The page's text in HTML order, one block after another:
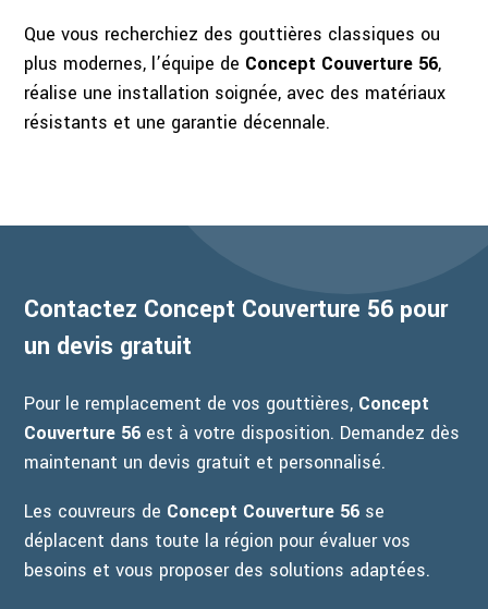
Que vous recherchiez des gouttières classiques ou
plus modernes, l’équipe de Concept Couverture 56,
réalise une installation soignée, avec des matériaux
résistants et une garantie décennale.
Contactez Concept Couverture 56 pour
un devis gratuit
Pour le remplacement de vos gouttières, Concept
Couverture 56 est à votre disposition. Demandez dès
maintenant un devis gratuit et personnalisé.
Les couvreurs de Concept Couverture 56 se
déplacent dans toute la région pour évaluer vos
besoins et vous proposer des solutions adaptées.